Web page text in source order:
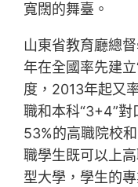
寬闊的舞臺。
山東省教育廳總
年在全國率先建
度，2013年起又
職和本科“3+4”
53%的高職院校
職學生既可以上
型大學，學生的